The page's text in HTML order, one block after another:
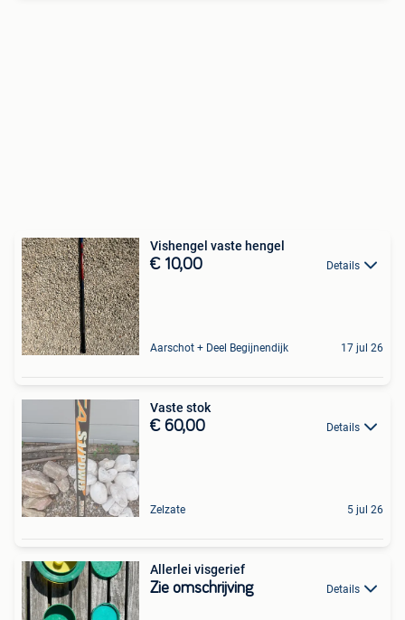
Vishengel vaste hengel
€ 10,00 Details
Aarschot + Deel Begijnendijk 17 jul 26
Vaste stok
€ 60,00 Details
Zelzate 5 jul 26
Allerlei visgerief
Zie omschrijving Details